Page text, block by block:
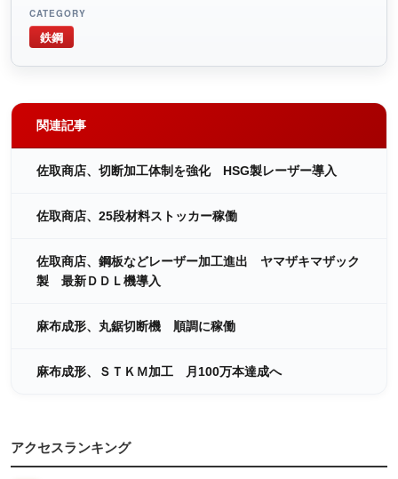
CATEGORY
鉄鋼
関連記事
佐取商店、切断加工体制を強化 HSG製レーザー導入
佐取商店、25段材料ストッカー稼働
佐取商店、鋼板などレーザー加工進出 ヤマザキマザック
製 最新ＤＤＬ機導入
麻布成形、丸鋸切断機 順調に稼働
麻布成形、ＳＴＫＭ加工 月100万本達成へ
アクセスランキング